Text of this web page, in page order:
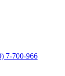
7-700-966